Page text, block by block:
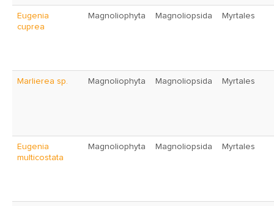
Eugenia
cuprea
Magnoliophyta Magnoliopsida Myrtales
Marlierea sp. Magnoliophyta Magnoliopsida Myrtales
Eugenia
multicostata
Magnoliophyta Magnoliopsida Myrtales